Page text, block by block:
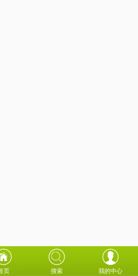
页 搜索 我的中心